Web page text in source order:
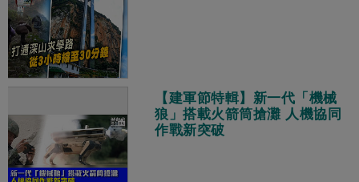
【建軍節特輯】新一代「機械
狼」搭載火箭筒搶灘 人機協同
作戰新突破